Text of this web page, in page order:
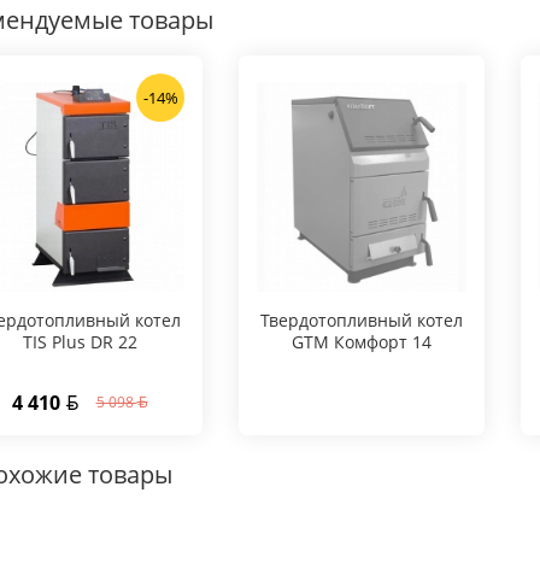
товары
-14%
котел
TIS Plus DR 22
4 410 5 098
Твердотопливный котел
GTM Комфорт 14
товары